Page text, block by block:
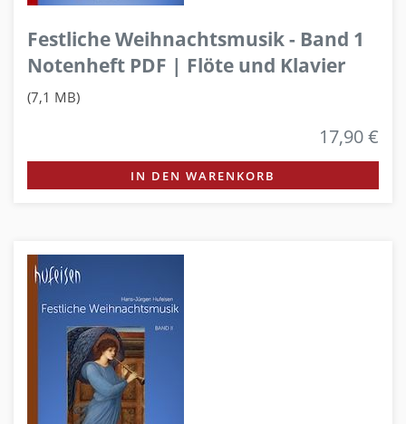
Festliche Weihnachtsmusik - Band 1
Notenheft PDF | Flöte und Klavier
(7,1 MB)
17,90 €
IN DEN WARENKORB